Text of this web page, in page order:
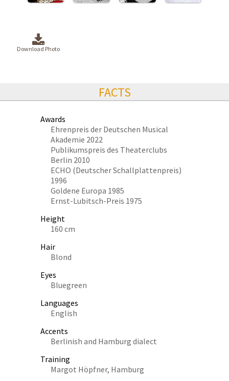
Download Photo
FACTS
Awards
Ehrenpreis der Deutschen Musical
Akademie 2022
Publikumspreis des Theaterclubs
Berlin 2010
ECHO (Deutscher Schallplattenpreis)
1996
Goldene Europa 1985
Ernst-Lubitsch-Preis 1975
Height
160 cm
Hair
Blond
Eyes
Bluegreen
Languages
English
Accents
Berlinish and Hamburg dialect
Training
Margot Höpfner, Hamburg